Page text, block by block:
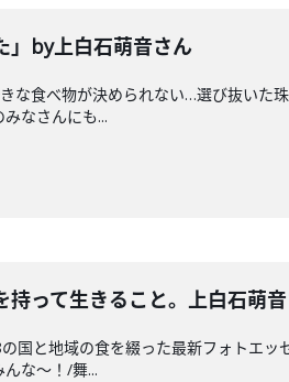
」by上白石萌音さん
な食べ物が決められない…選び抜いた
なさんにも...
って生きること。上白石萌音
国と地域の食を綴った最新フォトエ
な〜！/舞...